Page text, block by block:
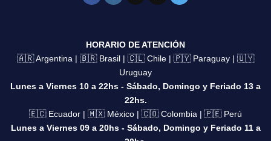
HORARIO DE ATENCIÓN
🇦🇷 Argentina | 🇧🇷 Brasil | 🇨🇱 Chile | 🇵🇾 Paraguay | 🇺🇾
Uruguay
Lunes a Viernes 10 a 22hs - Sábado, Domingo y Feriado 13 a
22hs.
🇪🇨 Ecuador | 🇲🇽 México | 🇨🇴 Colombia | 🇵🇪 Perú
Lunes a Viernes 09 a 20hs - Sábado, Domingo y Feriado 11 a